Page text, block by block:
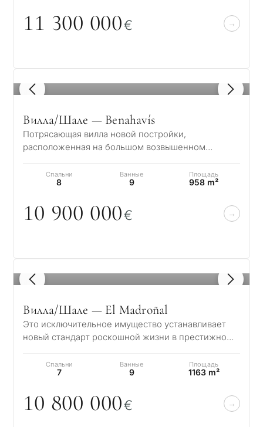
11 300 000€
1 / 8
Вилла/Шале — Benahavís
Потрясающая вилла новой постройки,
расположенная на большом возвышенном
изысканный обра…
Спальни
8
Ванные
9
Площадь
958 m²
10 900 000€
1 / 8
Вилла/Шале — El Madroñal
Это исключительное имущество устанавливает
новый стандарт роскошной жизни в престижном
Спальни
7
Ванные
9
Площадь
1163 m²
10 800 000€